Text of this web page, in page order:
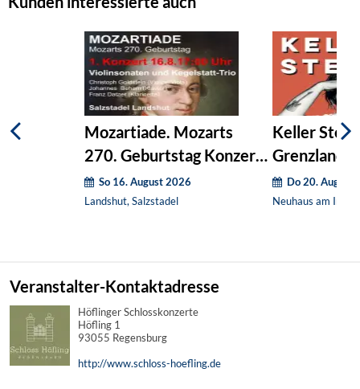
Mozartiade. Mozarts
270. Geburtstag Konzert
1 So 16. August 2026
Landshut, Salzstadel
Keller Steff
Do 20. August
Neuhaus am Inn,
Veranstalter-Kontaktadresse
Höflinger Schlosskonzerte
Höfling 1
93055 Regensburg
http://www.schloss-hoefling.de